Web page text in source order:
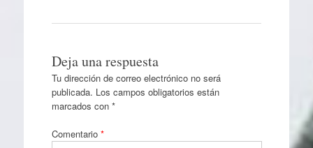
Deja una respuesta
Tu dirección de correo electrónico no será
publicada. Los campos obligatorios están
marcados con *
Comentario *